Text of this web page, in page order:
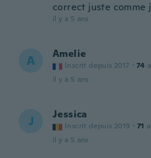
correct juste comme
il y a 5 ans
A Amelie
Inscrit depuis 2017 · 74
il y a 5 ans
J Jessica
Inscrit depuis 2019 · 71
il y a 5 ans